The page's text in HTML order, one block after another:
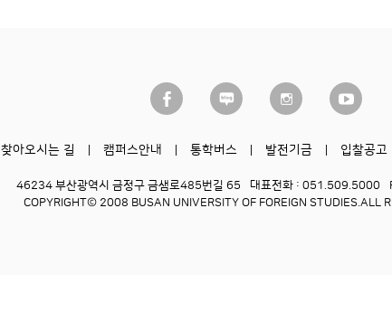
찾아오시는 길 캠퍼스안내 통학버스 발전기금 입찰공고
46234 부산광역시 금정구 금샘로485번길 65 대표전화 : 051.509.5000
COPYRIGHT© 2008 BUSAN UNIVERSITY OF FOREIGN STUDIES. ALL